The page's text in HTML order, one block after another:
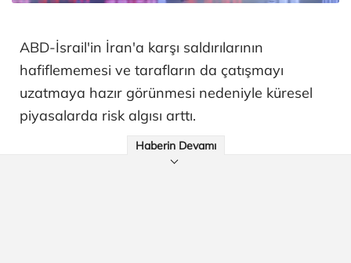
ABD-İsrail'in İran'a karşı saldırılarının
hafiflememesi ve tarafların da çatışmayı
uzatmaya hazır görünmesi nedeniyle küresel
piyasalarda risk algısı arttı.
Haberin Devamı